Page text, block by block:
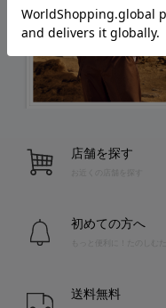
店舗を探す
お近くの店舗を探す
初めての方へ
送料無料